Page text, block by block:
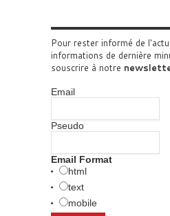
Pour rester informé de
informations de dernière
souscrire à notre
Email
Pseudo
Email Format
html
text
mobile